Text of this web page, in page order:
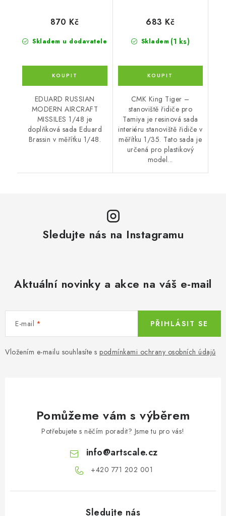
Skladem u dodavatele
870 Kč
EDUARD RUSSIAN
MODERN AIRCRAFT
MISSILES 1/48 je
doplňková sada Eduard
Brassin v měřítku 1/48.
Skladem (1 ks)
683 Kč
CMK King Tiger –
stanoviště řidiče pro
Tamiya je resinová sada
interiéru stanoviště řidiče v
měřítku 1/35. Tato sada je
určená pro plastikový
model...
Sledujte nás na Instagramu
Aktuální novinky a akce na váš e-mail
E-mail
Vložením e-mailu souhlasíte s podmínkami ochrany osobních údajů
PŘIHLÁSIT SE
Pomůžeme vám s výběrem
Potřebujete s něčím poradit? Jsme tu pro vás!
info@artscale.cz
+420 771 202 001​